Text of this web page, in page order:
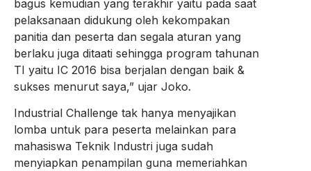
bagus kemudian yang terakhir yaitu pada saat
pelaksanaan didukung oleh kekompakan
panitia dan peserta dan segala aturan yang
berlaku juga ditaati sehingga program tahunan
TI yaitu IC 2016 bisa berjalan dengan baik &
sukses menurut saya,” ujar Joko.
Industrial Challenge tak hanya menyajikan
lomba untuk para peserta melainkan para
mahasiswa Teknik Industri juga sudah
menyiapkan penampilan guna memeriahkan